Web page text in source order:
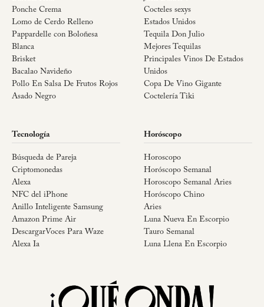
Ponche Crema
Lomo de Cerdo Relleno
Pappardelle con Boloñesa
Blanca
Brisket
Bacalao Navideño
Pollo En Salsa De Frutos Rojos
Asado Negro
Cocteles sexys
Estados Unidos
Tequila Don Julio
Mejores Tequilas
Principales Vinos De Estados
Unidos
Copa De Vino Gigante
Coctelería Tiki
Tecnología
Búsqueda de Pareja
Criptomonedas
Alexa
NFC del iPhone
Anillo Inteligente Samsung
Amazon Prime Air
DescargarVoces Para Waze
Alexa Ia
Horóscopo
Horoscopo
Horóscopo Semanal
Horoscopo Semanal Aries
Horóscopo Chino
Aries
Luna Nueva En Escorpio
Tauro Semanal
Luna Llena En Escorpio